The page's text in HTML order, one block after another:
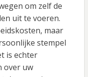
om zelf de
uit te voeren.
maar
stempel
is echter
over uw